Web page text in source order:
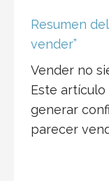
Resumen
vender”
Vender no
Este
generar
parecer